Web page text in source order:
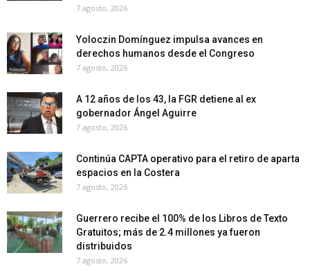
7 agosto, 2026
Yoloczin Domínguez impulsa avances en
derechos humanos desde el Congreso
7 agosto, 2026
A 12 años de los 43, la FGR detiene al ex
gobernador Ángel Aguirre
7 agosto, 2026
Continúa CAPTA operativo para el retiro de aparta
espacios en la Costera
7 agosto, 2026
Guerrero recibe el 100% de los Libros de Texto
Gratuitos; más de 2.4 millones ya fueron
distribuidos
7 agosto, 2026